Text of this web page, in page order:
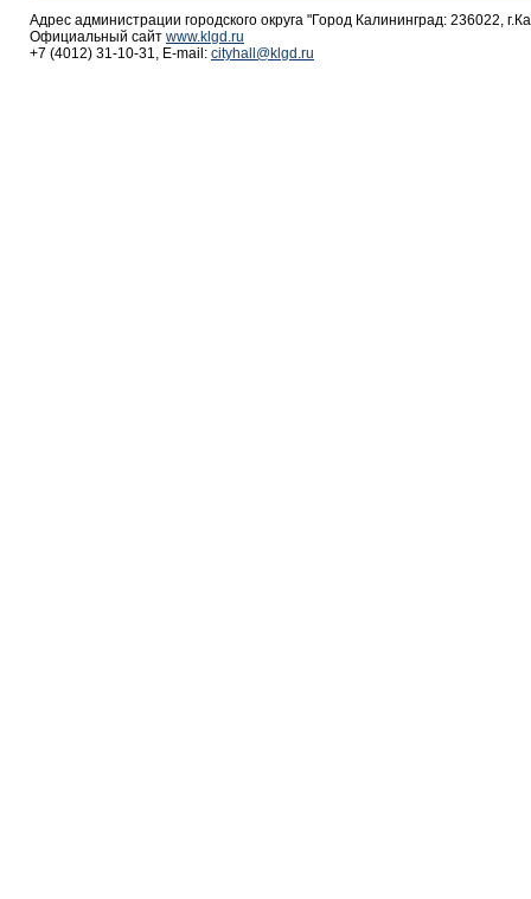
Адрес администрации городского округа "Город Калининград: 236022,
Официальный сайт www.klgd.ru
+7 (4012) 31-10-31, E-mail: cityhall@klgd.ru